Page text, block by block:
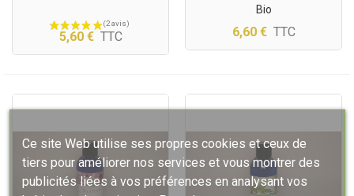
5,60 € TTC
Bio
6,60 € TTC
Ce site Web utilise ses propres cookies et ceux de
tiers pour améliorer nos services et vous montrer des
publicités liées à vos préférences en analysant vos